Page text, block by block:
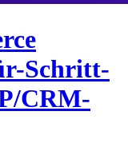
Schritt-
CRM-